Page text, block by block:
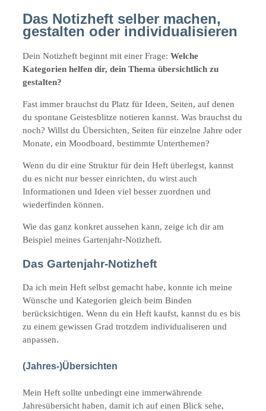
Das Notizheft selber machen,
gestalten oder individualisieren
Dein Notizheft beginnt mit einer Frage: Welche
Kategorien helfen dir, dein Thema übersichtlich zu
gestalten?
Fast immer brauchst du Platz für Ideen, Seiten, auf denen
du spontane Geistesblitze notieren kannst. Was brauchst du
noch? Willst du Übersichten, Seiten für einzelne Jahre oder
Monate, ein Moodboard, bestimmte Unterthemen?
Wenn du dir eine Struktur für dein Heft überlegst, kannst
du es nicht nur besser einrichten, du wirst auch
Informationen und Ideen viel besser zuordnen und
wiederfinden können.
Wie das ganz konkret aussehen kann, zeige ich dir am
Beispiel meines Gartenjahr-Notizheft.
Das Gartenjahr-Notizheft
Da ich mein Heft selbst gemacht habe, konnte ich meine
Wünsche und Kategorien gleich beim Binden
berücksichtigen. Wenn du ein Heft kaufst, kannst du es bis
zu einem gewissen Grad trotzdem individualiseren und
anpassen.
(Jahres-)Übersichten
Mein Heft sollte unbedingt eine immerwährende
Jahresübersicht haben, damit ich auf einen Blick sehe,